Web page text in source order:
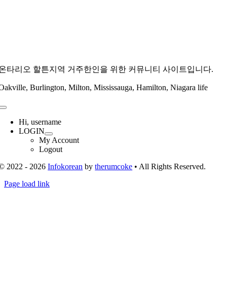
타리오 할튼지역 거주한인을 위한 커뮤니티 사이트입니다.
Burlington, Milton, Mississauga, Hamilton, Niagara life
Toggle
NavigationHi, username
LOGIN
My Account
Logout
2022 - 2026Infokorean bytherumcoke • All Rights Reserved.
Toggle
Page load link